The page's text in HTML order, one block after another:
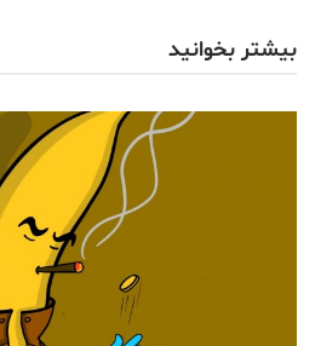
بیشتر بخوانید